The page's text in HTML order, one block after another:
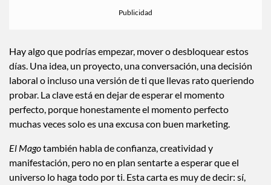
Hay algo que podrías empezar, mover o desbloquear estos
días. Una idea, un proyecto, una conversación, una decisión
laboral o incluso una versión de ti que llevas rato queriendo
probar. La clave está en dejar de esperar el momento
perfecto, porque honestamente el momento perfecto
muchas veces solo es una excusa con buen marketing.
El Magotambién habla de confianza, creatividad y
manifestación, pero no en plan sentarte a esperar que el
universo lo haga todo por ti. Esta carta es muy de decir: sí,